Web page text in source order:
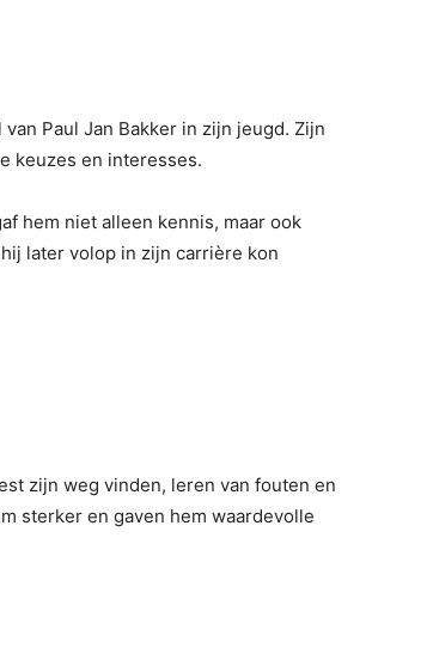
Paul Jan Bakker in zijn jeugd. Zijn
keuzes en interesses.
hem niet alleen kennis, maar ook
later volop in zijn carrière kon
zijn weg vinden, leren van fouten en
sterker en gaven hem waardevolle